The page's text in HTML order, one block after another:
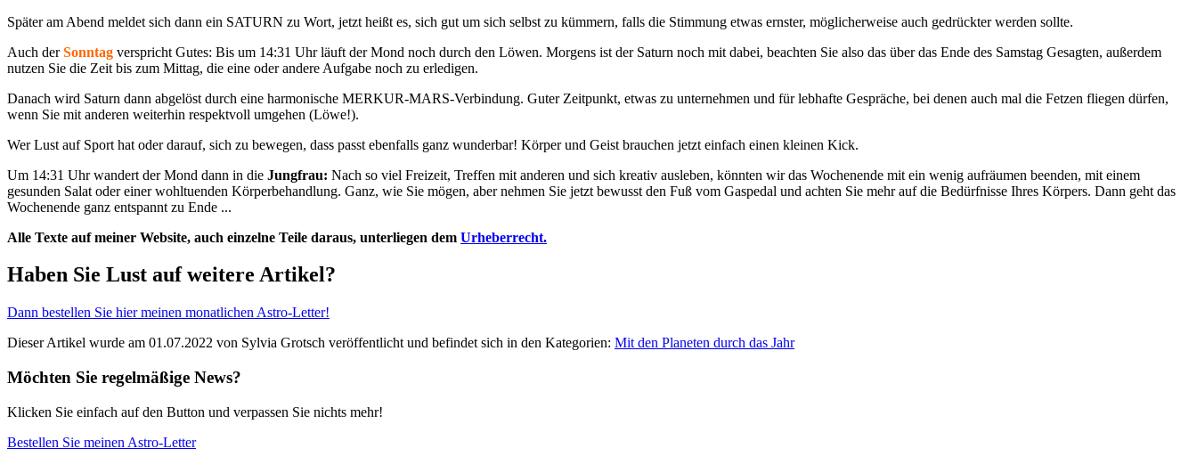
Später am Abend meldet sich dann ein SATURN zu Wort, jetzt heißt es, sich gut um sich selbst zu kümmern, falls die Stimmung etwas ernster, möglicherweise auch gedrückter werden sollte.
Auch derSonntag verspricht Gutes: Bis um 14:31 Uhr läuft der Mond noch durch den Löwen. Morgens ist der Saturn noch mit dabei, beachten Sie also das über das Ende des Samstag Gesagten, außerdem
nutzen Sie die Zeit bis zum Mittag, die eine oder andere Aufgabe noch zu erledigen.
Danach wird Saturn dann abgelöst durch eine harmonische MERKUR-MARS-Verbindung. Guter Zeitpunkt, etwas zu unternehmen und für lebhafte Gespräche, bei denen auch mal die Fetzen fliegen dürfen,
wenn Sie mit anderen weiterhin respektvoll umgehen (Löwe!).
Wer Lust auf Sport hat oder darauf, sich zu bewegen, dass passt ebenfalls ganz wunderbar! Körper und Geist brauchen jetzt einfach einen kleinen Kick.
Um 14:31 Uhr wandert der Mond dann in die Jungfrau: Nach so viel Freizeit, Treffen mit anderen und sich kreativ ausleben, könnten wir das Wochenende mit ein wenig aufräumen beenden, mit einem
gesunden Salat oder einer wohltuenden Körperbehandlung. Ganz, wie Sie mögen, aber nehmen Sie jetzt bewusst den Fuß vom Gaspedal und achten Sie mehr auf die Bedürfnisse Ihres Körpers. Dann geht das
Wochenende ganz entspannt zu Ende ...
Alle Texte auf meiner Website, auch einzelne Teile daraus, unterliegen dem Urheberrecht.
Haben Sie Lust auf weitere Artikel?
Dann bestellen Sie hier meinen monatlichen Astro-Letter!
Dieser Artikel wurde am 01.07.2022 von Sylvia Grotsch veröffentlicht und befindet sich in den Kategorien: Mit den Planeten durch das Jahr
Möchten Sie regelmäßige News?
Klicken Sie einfach auf den Button und verpassen Sie nichts mehr!
Bestellen Sie meinen Astro-Letter